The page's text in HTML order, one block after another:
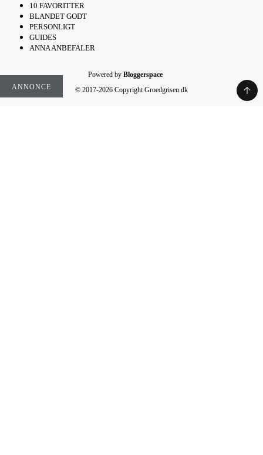
ANNONCE
10 FAVORITTER
BLANDET GODT
PERSONLIGT
GUIDES
ANNA ANBEFALER
Powered by Bloggerspace
© 2017-2026 Copyright Groedgrisen.dk